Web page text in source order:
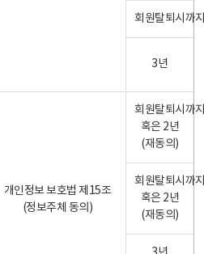
회원탈퇴시까
3년
개인정보 보호법 제15조
(정보주체 동의)
회원탈퇴시까
혹은 2년
(재동의)
회원탈퇴시까
혹은 2년
(재동의)